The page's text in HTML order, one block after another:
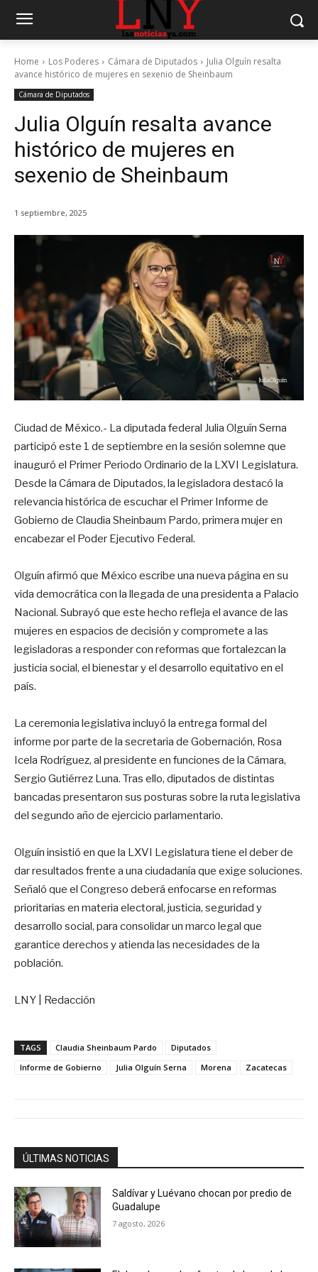
Home Los Poderes Cámara de Diputados
Julia Olguín resalta
avance histórico de mujeres en sexenio de Sheinbaum
Cámara de Diputados
Julia Olguín resalta avance
histórico de mujeres en
sexenio de Sheinbaum
1 septiembre, 2025
Ciudad de México.- La diputada federal Julia Olguín Serna
participó este 1 de septiembre en la sesión solemne que
inauguró el Primer Periodo Ordinario de la LXVI Legislatura.
Desde la Cámara de Diputados, la legisladora destacó la
relevancia histórica de escuchar el Primer Informe de
Gobierno de Claudia Sheinbaum Pardo, primera mujer en
encabezar el Poder Ejecutivo Federal.
Olguín afirmó que México escribe una nueva página en su
vida democrática con la llegada de una presidenta a Palacio
Nacional. Subrayó que este hecho refleja el avance de las
mujeres en espacios de decisión y compromete a las
legisladoras a responder con reformas que fortalezcan la
justicia social, el bienestar y el desarrollo equitativo en el
país.
La ceremonia legislativa incluyó la entrega formal del
informe por parte de la secretaria de Gobernación, Rosa
Icela Rodríguez, al presidente en funciones de la Cámara,
Sergio Gutiérrez Luna. Tras ello, diputados de distintas
bancadas presentaron sus posturas sobre la ruta legislativa
del segundo año de ejercicio parlamentario.
Olguín insistió en que la LXVI Legislatura tiene el deber de
dar resultados frente a una ciudadanía que exige soluciones.
Señaló que el Congreso deberá enfocarse en reformas
prioritarias en materia electoral, justicia, seguridad y
desarrollo social, para consolidar un marco legal que
garantice derechos y atienda las necesidades de la
población.
LNY | Redacción
TAGS Claudia Sheinbaum Pardo
Diputados
Informe de Gobierno
Julia Olguín Serna Morena Zacatecas
ÚLTIMAS NOTICIAS
Saldívar y Luévano chocan por predio de
Guadalupe
7 agosto, 2026